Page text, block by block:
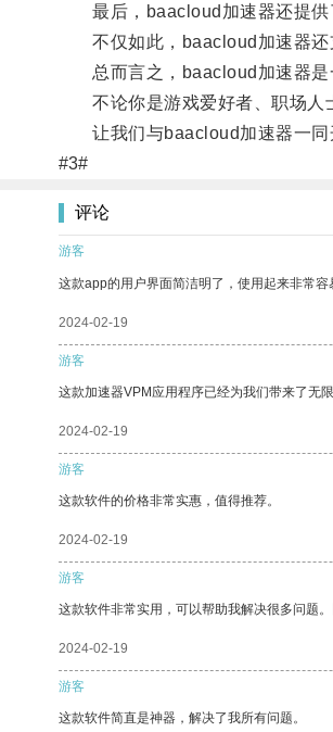
最后，baacloud加速器还提供
不仅如此，baacloud加速器还
总而言之，baacloud加速器是一
不论你是游戏爱好者、职场人士
让我们与baacloud加速器一同
#3#
评论
游客
这款app的用户界面简洁明了，使用起来非常
2024-02-19
游客
这款加速器VPM应用程序已经为我们带来了无
2024-02-19
游客
这款软件的价格非常实惠，值得推荐。
2024-02-19
游客
这款软件非常实用，可以帮助我解决很多问题
2024-02-19
游客
这款软件简直是神器，解决了我所有问题。